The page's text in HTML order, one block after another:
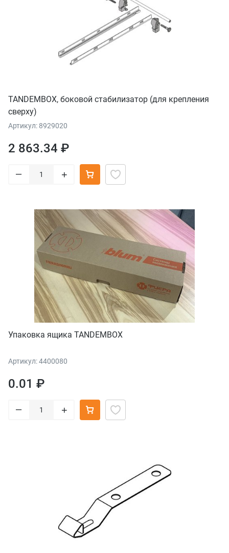
TANDEMBOX, боковой стабилизатор (для крепления
сверху)
Артикул: 8929020
2 863.34 ₽
– +
Упаковка ящика TANDEMBOX
Артикул: 4400080
0.01 ₽
– +